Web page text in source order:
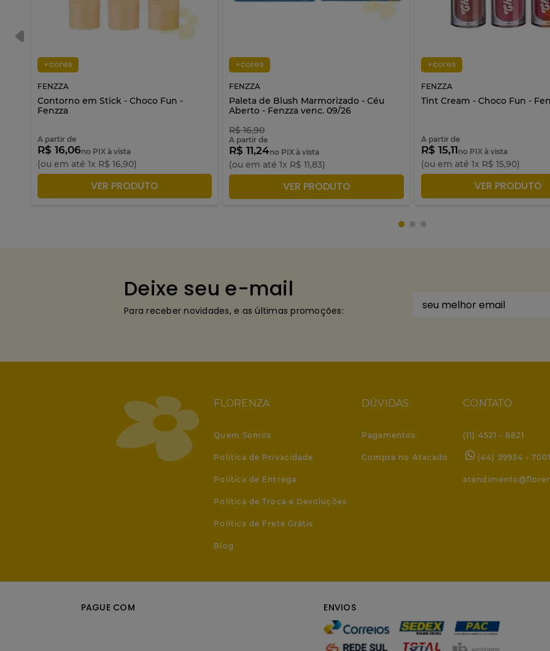
+cores
FENZZA
Contorno em Stick - Choco Fun -
Fenzza
A partir de
R$ 16,06no PIX à vista
(ou em até 1x R$ 16,90)
ADICIONAR À SACOLA
VER PRODUTO
+cores
FENZZA
Paleta de Blush Marmorizado - Céu
Aberto - Fenzza venc. 09/26
R$ 16,90
A partir de
R$ 11,24no PIX à vista
(ou em até1x R$ 11,83)
ADICIONAR À SACOLA
VER PRODUTO
+cores
FENZZA
Tint Cream - Choco Fun -
A partir de
R$ 15,11no PIX à vista
(ou em até 1x R$ 15,90)
ADICIONAR À
VER PRODUTO
Deixe seu e-mail
Para receber novidades, e as últimas promoções:
FLORENZA
Quem Somos
Política de Privacidade
Política de Entrega
Política de Troca e Devoluções
Política de Frete Grátis
Blog
DÚVIDAS
Pagamentos
Compra no Atacado
CONTATO
(11) 4521 - 8821
(44) 99934 - 7001
PAGUE COM ENVIOS